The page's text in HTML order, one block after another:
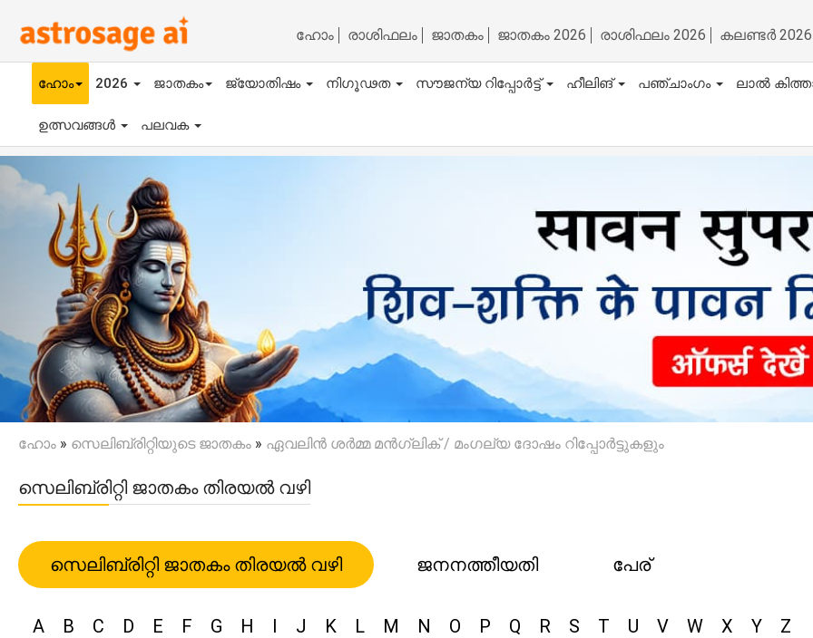
ഹോം രാശിഫലം ജാതകം ജാതകം 2026 രാശിഫലം 2026 കലണ്ടർ 2026
ഹോം 2026 ജാതകം ജ്യോതിഷം നിഗൂഢത സൗജന്യ റിപ്പോർട്ട് ഹീലിങ് പഞ്ചാംഗം ലാൽ
ഉത്സവങ്ങൾ പലവക
Previous
ഹോം » സെലിബ്രിറ്റിയുടെ ജാതകം » ഏവലിൻ ശർമ്മ മൻഗ്ലിക് / മംഗല്യ ദോഷം റിപ്പോർട്ടുകളും
സെലിബ്രിറ്റി ജാതകം തിരയൽ വഴി
സെലിബ്രിറ്റി ജാതകം തിരയൽ വഴി ജനനത്തീയതി പേര്
A B C D E F G H I J K L M N O P Q R S T U V W X Y Z